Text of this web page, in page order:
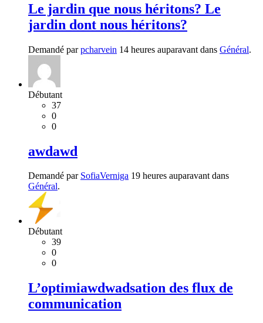
Le jardin que nous héritons? Le
jardin dont nous héritons?
Demandé parpcharvein 14 heures auparavant dans Général.
Débutant
37
0
0
awdawd
Demandé par SofiaVerniga 19 heures auparavant dans
Général.
Débutant
39
0
0
L’optimiawdwadsation des flux de
communication